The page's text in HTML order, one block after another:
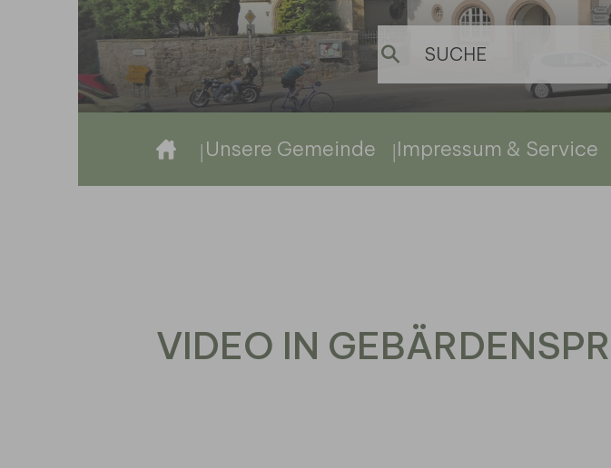
Unsere Gemeinde Impressum & Service
VIDEO IN